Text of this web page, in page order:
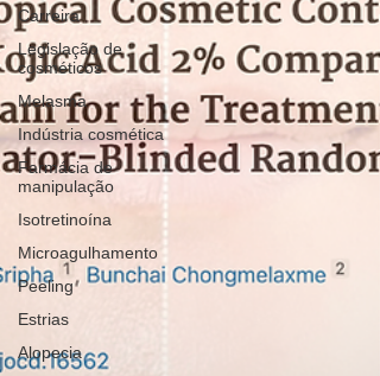
Carreira
Legislação de
cosméticos
Melasma
Indústria cosmética
Farmácia de
manipulação
Isotretinoína
Microagulhamento
Peeling
Estrias
Alopecia